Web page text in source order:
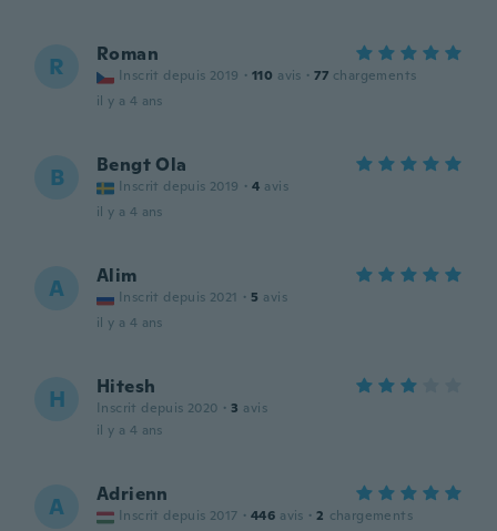
R Roman
Inscrit depuis 2019 · 110 avis · 77 chargements
il y a 4 ans
B Bengt Ola
Inscrit depuis 2019 · 4 avis
il y a 4 ans
A Alim
Inscrit depuis 2021 · 5 avis
il y a 4 ans
H Hitesh
Inscrit depuis 2020 · 3 avis
il y a 4 ans
A Adrienn
Inscrit depuis 2017 · 446 avis · 2 chargements